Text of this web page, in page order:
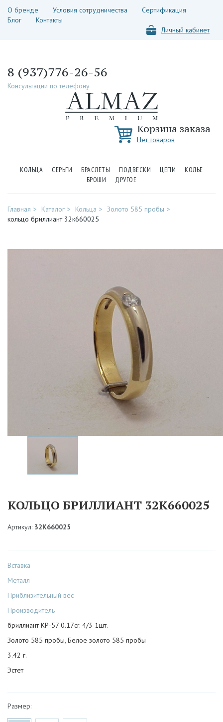
О бренде Условия сотрудничества
Сертификация
Блог
Контакты
Личный кабинет
8 (937)776-26-56
Консультации по телефону
Корзина заказа
Нет товаров
КОЛЬЦА СЕРЬГИ БРАСЛЕТЫ ПОДВЕСКИ ЦЕПИ
КОЛЬЕ
БРОШИ
ДРУГОЕ
Главная Каталог Кольца
Золото 585 пробы
кольцо бриллиант 32к660025
КОЛЬЦО БРИЛЛИАНТ 32К660025
Артикул: 32К660025
Вставка
Металл
Приблизительный вес
Производитель
бриллиант КР-57 0.17cr. 4/3 1шт.
Золото 585 пробы, Белое золото 585 пробы
3.42 г.
Эстет
Размер: